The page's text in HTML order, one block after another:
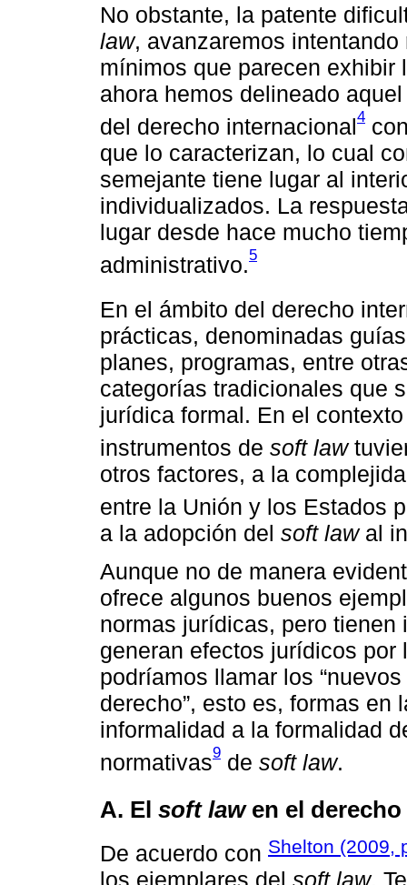
No obstante, la patente
law, avanzaremos
mínimos que parecen
ahora hemos delineado
del derecho internacional4
que lo caracterizan, lo cual
semejante tiene lugar al
individualizados. La
lugar desde hace mucho
administrativo.5
En el ámbito del derecho
prácticas, denominadas
planes, programas, entre
categorías tradicionales que
jurídica formal. En el
instrumentos de soft law
otros factores, a la
entre la Unión y los Estados
a la adopción del soft lawal
Aunque no de manera
ofrece algunos buenos
normas jurídicas, pero
generan efectos jurídicos
podríamos llamar los
derecho”, esto es, formas en
informalidad a la formalidad
normativas9 de soft law.
A. El soft lawen el
De acuerdo con Shelton (2009,
los ejemplares del soft law.